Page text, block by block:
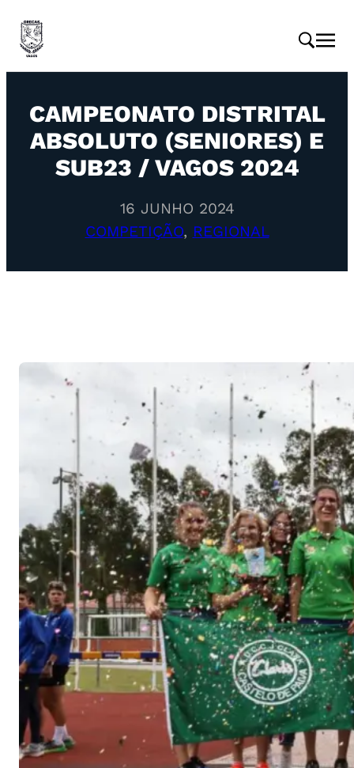
CAMPEONATO DISTRITAL
ABSOLUTO (SENIORES) E
SUB23 / VAGOS 2024
16 JUNHO 2024
COMPETIÇÃO, REGIONAL